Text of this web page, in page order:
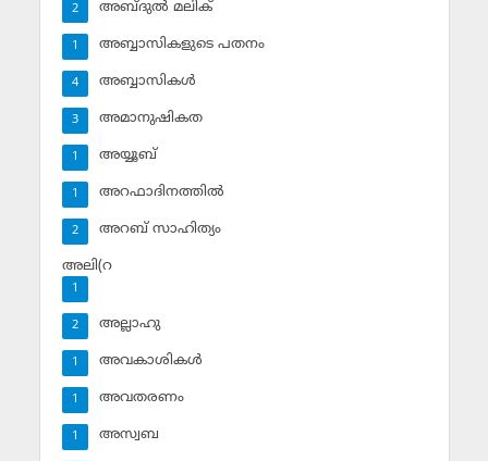
അബ്ദുല്‍ മലിക്‌
2
അബ്ബാസികളുടെ പതനം
1
അബ്ബാസികള്‍
4
അമാനുഷികത
3
അയ്യൂബ്‌
1
അറഫാദിനത്തില്‍
1
അറബ് സാഹിത്യം
2
അലി(റ
1
അല്ലാഹു
2
അവകാശികള്‍
1
അവതരണം
1
അസ്വബ
1